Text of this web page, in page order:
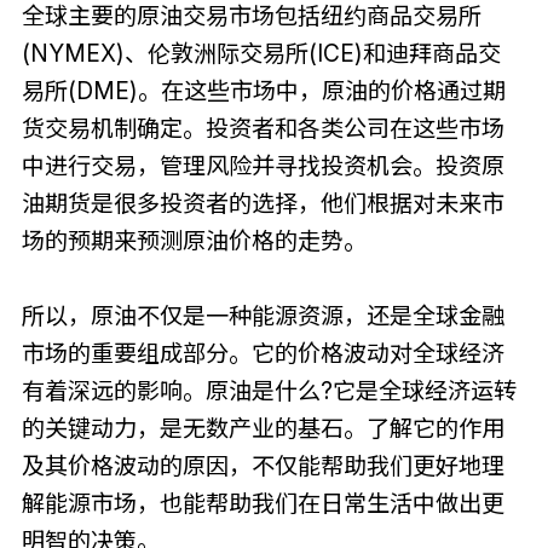
全球主要的原油交易市场包括纽约商品交易所
(NYMEX)、伦敦洲际交易所(ICE)和迪拜商品交
易所(DME)。在这些市场中，原油的价格通过期
货交易机制确定。投资者和各类公司在这些市场
中进行交易，管理风险并寻找投资机会。投资原
油期货是很多投资者的选择，他们根据对未来市
场的预期来预测原油价格的走势。
所以，原油不仅是一种能源资源，还是全球金融
市场的重要组成部分。它的价格波动对全球经济
有着深远的影响。原油是什么?它是全球经济运转
的关键动力，是无数产业的基石。了解它的作用
及其价格波动的原因，不仅能帮助我们更好地理
解能源市场，也能帮助我们在日常生活中做出更
明智的决策。